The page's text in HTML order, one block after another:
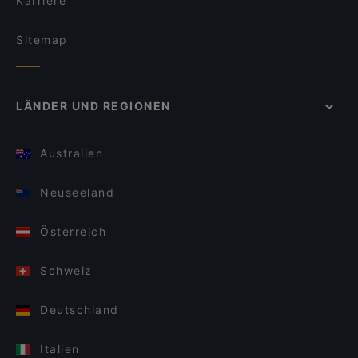
Sitemap
LÄNDER UND REGIONEN
Australien
Neuseeland
Österreich
Schweiz
Deutschland
Italien